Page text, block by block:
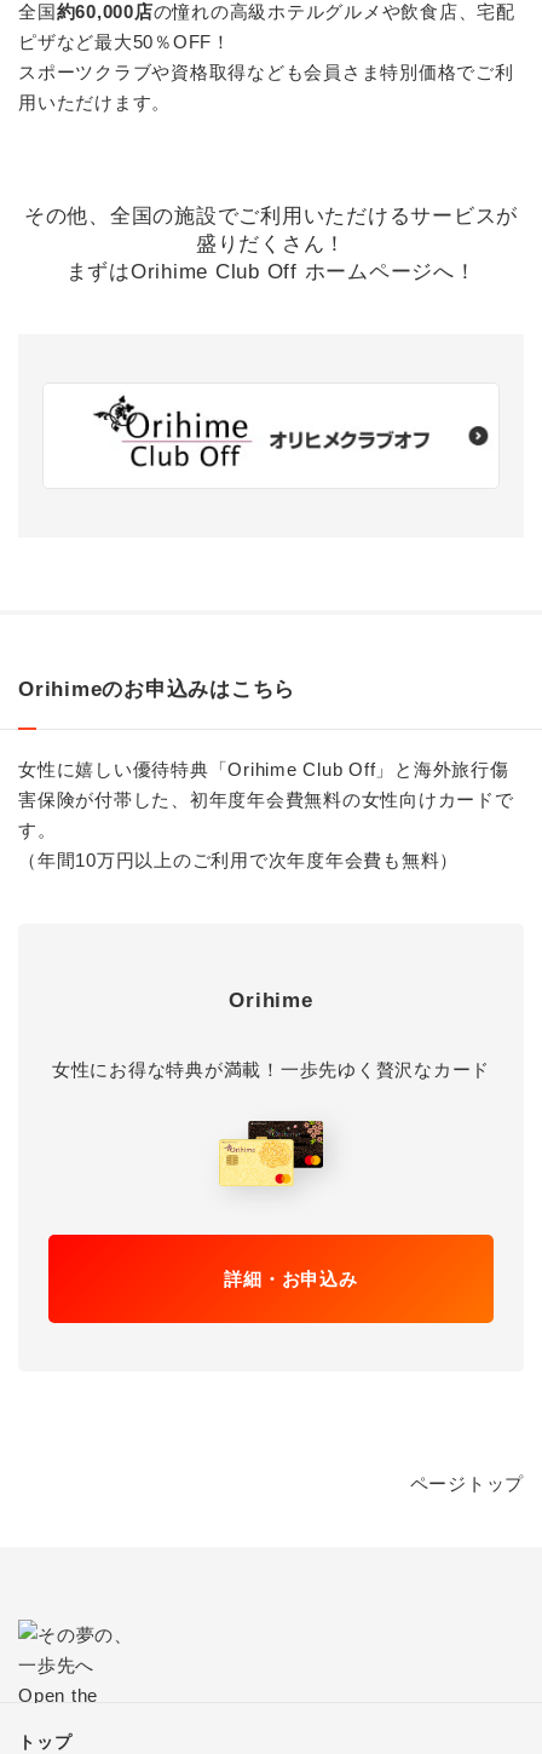
全国約60,000店の憧れの高級ホテルグルメや飲食店、宅配
ピザなど最大50％OFF！
スポーツクラブや資格取得なども会員さま特別価格でご利
用いただけます。
その他、全国の施設でご利用いただけるサービスが
盛りだくさん！
まずはOrihime Club Off ホームページへ！
Orihimeのお申込みはこちら
女性に嬉しい優待特典「Orihime Club Off」と海外旅行傷
害保険が付帯した、初年度年会費無料の女性向けカードで
す。
（年間10万円以上のご利用で次年度年会費も無料）
Orihime
女性にお得な特典が満載！一歩先ゆく贅沢なカード
詳細・お申込み
ページトップ
トップ